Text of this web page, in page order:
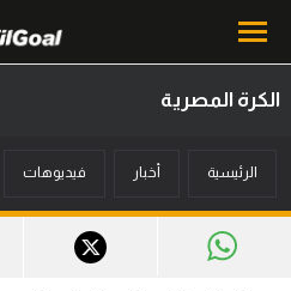
أخبار
الكرة المصرية
الرئيسية أخبار فيديوهات